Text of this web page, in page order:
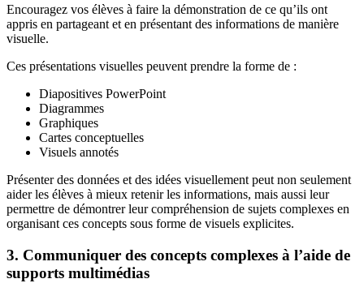
Encouragez vos élèves à faire la démonstration de ce qu’ils ont
appris en partageant et en présentant des informations de manière
visuelle.
Ces présentations visuelles peuvent prendre la forme de :
Diapositives PowerPoint
Diagrammes
Graphiques
Cartes conceptuelles
Visuels annotés
Présenter des données et des idées visuellement peut non seulement
aider les élèves à mieux retenir les informations, mais aussi leur
permettre de démontrer leur compréhension de sujets complexes en
organisant ces concepts sous forme de visuels explicites.
3. Communiquer des concepts complexes à l’aide de
supports multimédias